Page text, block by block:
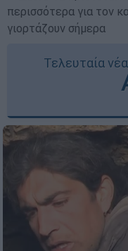
περισσότερα για τον
γιορτάζουν σήμερα
Τελευταία